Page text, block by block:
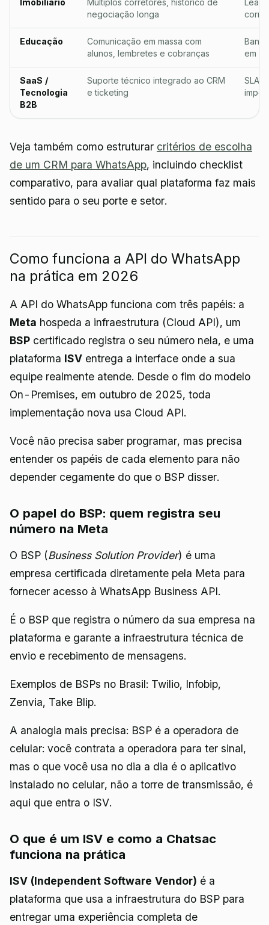
Imobiliário
Múltiplos corretores, histórico de
negociação longa
Lead
Educação
Comunicação em massa com
alunos, lembretes e cobranças
em
SaaS /
Tecnologia
B2B
Suporte técnico integrado ao CRM
e ticketing
SLA
Veja também como estruturar critérios de escolha
de um CRM para WhatsApp, incluindo checklist
comparativo, para avaliar qual plataforma faz mais
sentido para o seu porte e setor.
Como funciona a API do WhatsApp
na prática em 2026
A API do WhatsApp funciona com três papéis: a
Meta hospeda a infraestrutura (Cloud API), um
BSP certificado registra o seu número nela, e uma
plataforma ISV entrega a interface onde a sua
equipe realmente atende. Desde o fim do modelo
On-Premises, em outubro de 2025, toda
implementação nova usa Cloud API.
Você não precisa saber programar, mas precisa
entender os papéis de cada elemento para não
depender cegamente do que o BSP disser.
O papel do BSP: quem registra seu
número na Meta
O BSP (Business Solution Provider) é uma
empresa certificada diretamente pela Meta para
fornecer acesso à WhatsApp Business API.
É o BSP que registra o número da sua empresa na
plataforma e garante a infraestrutura técnica de
envio e recebimento de mensagens.
Exemplos de BSPs no Brasil: Twilio, Infobip,
Zenvia, Take Blip.
A analogia mais precisa: BSP é a operadora de
celular: você contrata a operadora para ter sinal,
mas o que você usa no dia a dia é o aplicativo
instalado no celular, não a torre de transmissão, é
aqui que entra o ISV.
O que é um ISV e como a Chatsac
funciona na prática
ISV (Independent Software Vendor) é a
plataforma que usa a infraestrutura do BSP para
entregar uma experiência completa de